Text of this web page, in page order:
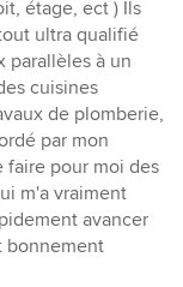
étage, ect ) Ils
ultra qualifié
parallèles à un
cuisines
de plomberie,
par mon
faire pour moi des
m'a vraiment
avancer
bonnement